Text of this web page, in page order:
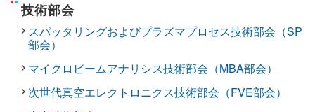
技術部会
スパッタリングおよびプラズマプロセス技術部会（SP
部会）
マイクロビームアナリシス技術部会（MBA部会）
次世代真空エレクトロニクス技術部会（FVE部会）